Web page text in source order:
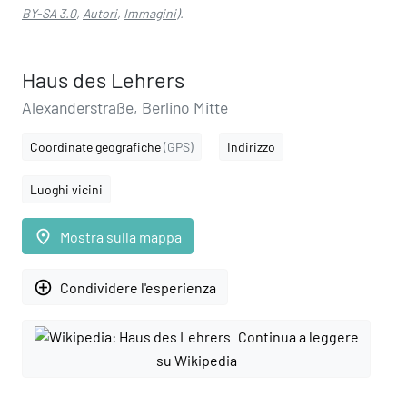
BY-SA 3.0, Autori, Immagini).
Haus des Lehrers
Alexanderstraße, Berlino Mitte
Coordinate geografiche(GPS) Indirizzo
Luoghi vicini
place Mostra sulla mappa
add_circle_outline Condividere l'esperienza
Continua a leggere
su Wikipedia